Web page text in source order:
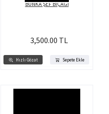
Hızlı Gözat Sepete Ekle
BUNKA ŞEF BIÇAĞI
3,500.00 TL